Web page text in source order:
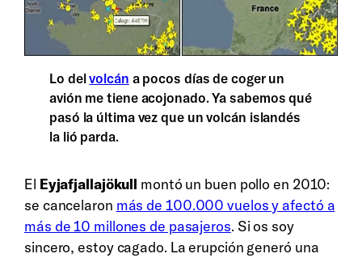
Lo delvolcán a pocos días de coger un
avión me tiene acojonado. Ya sabemos qué
pasó la última vez que un volcán islandés
la lió parda.
El Eyjafjallajökull montó un buen pollo en 2010:
se cancelaron más de 100.000 vuelos y afectó a
más de 10 millones de pasajeros. Si os soy
sincero, estoy cagado. La erupción generó una